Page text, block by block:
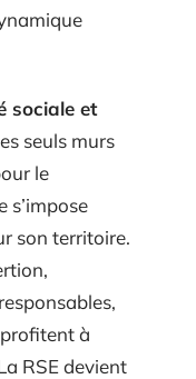
sociale et
seuls murs
le
s’impose
son territoire.
à
RSE devient